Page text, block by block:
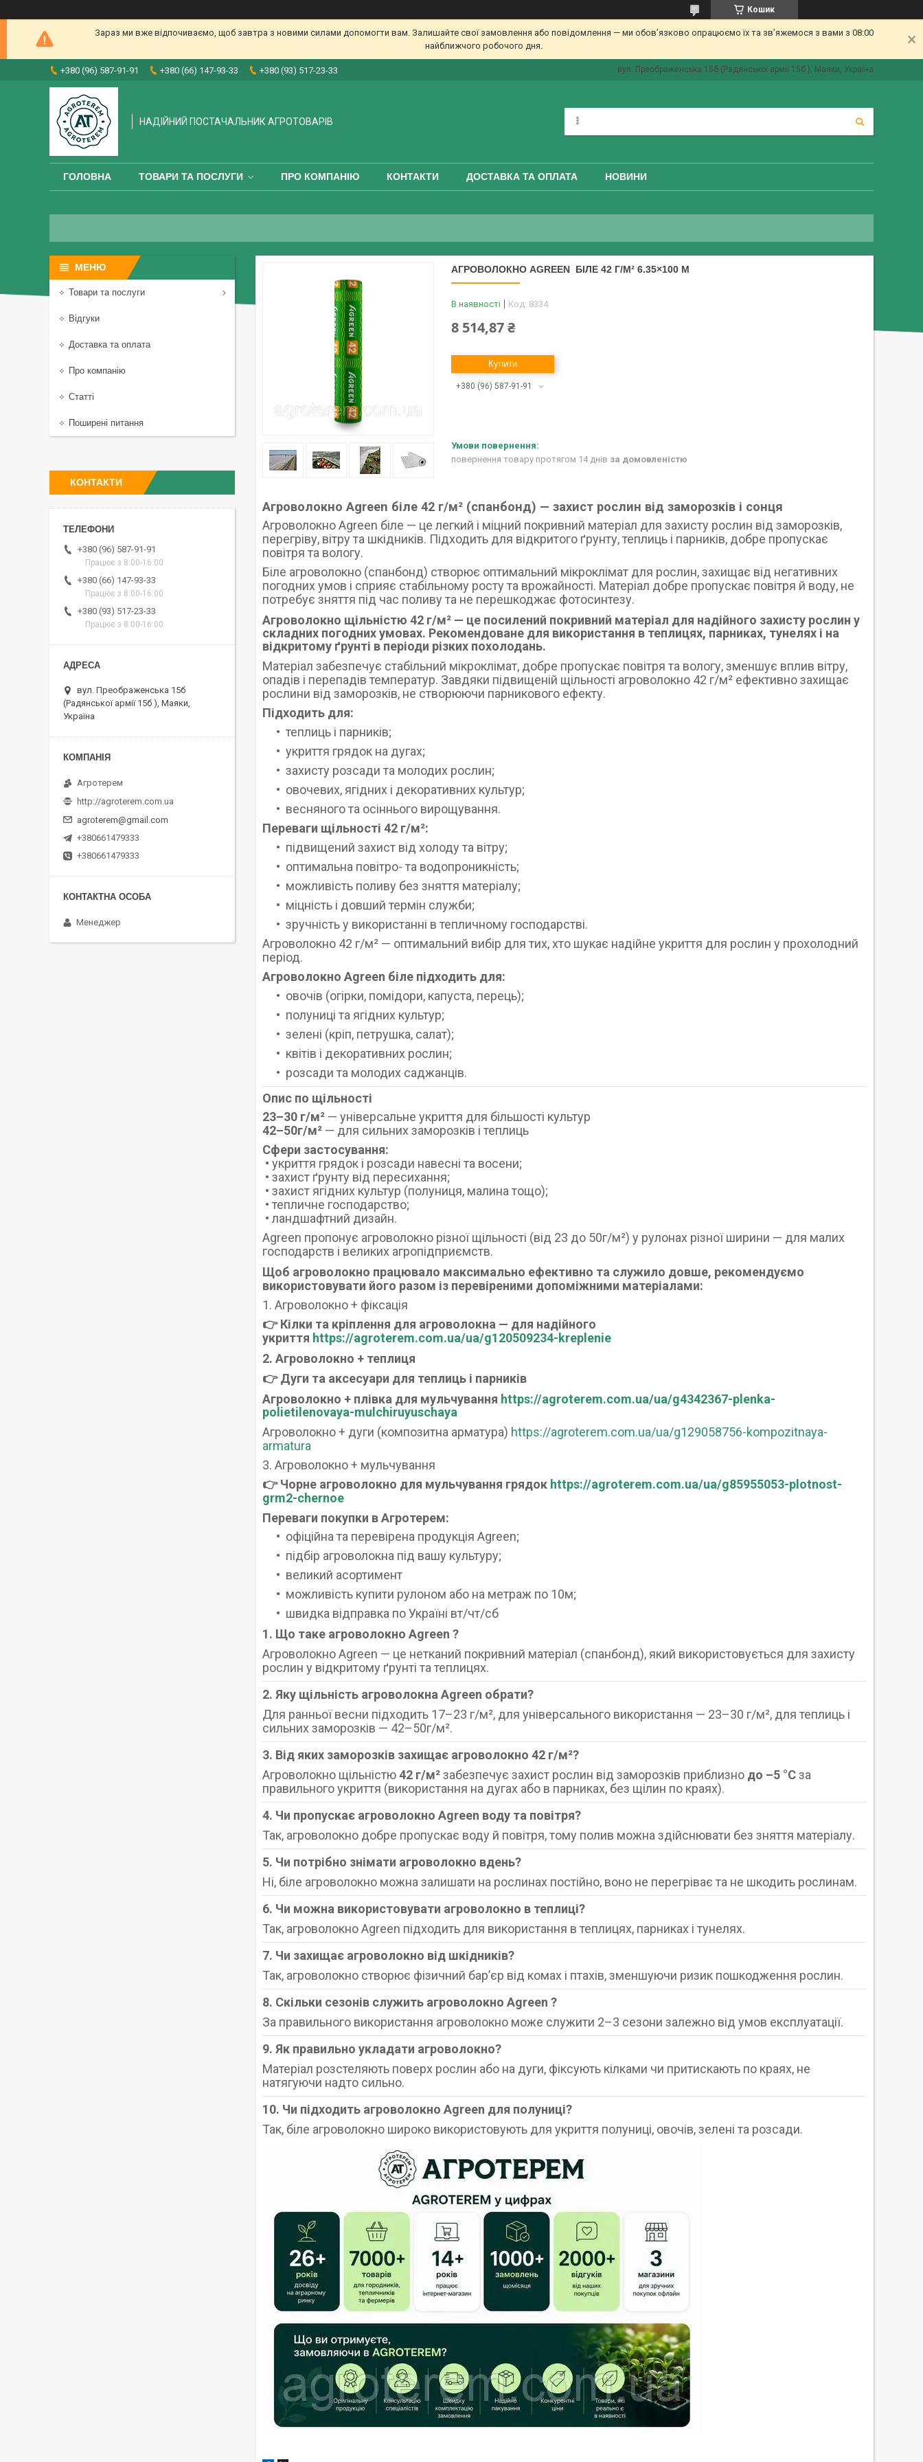
Кошик
Зараз ми вже відпочиваємо, щоб завтра з новими силами допомогти вам. Залишайте свої замовлення або повідомлення — ми обов’язково опрацюємо їх та зв’яжемося з вами з 08:00
найближчого робочого дня.
+380 (96) 587-91-91 +380 (66) 147-93-33 +380 (93) 517-23-33 вул. Преображенська 15б (Радянської армії 15б ), Маяки, Україна
НАДІЙНИЙ ПОСТАЧАЛЬНИК АГРОТОВАРІВ
ГОЛОВНА ТОВАРИ ТА ПОСЛУГИ ПРО КОМПАНІЮ КОНТАКТИ ДОСТАВКА ТА ОПЛАТА НОВИНИ
АГРОВОЛОКНО AGREEN БІЛЕ 42 Г/М² 6.35×100 М
В наявності Код: 8334
8 514,87 ₴
Купити
+380 (96) 587-91-91
повернення товару протягом 14 днів за домовленістю
Агроволокно Agreen біле 42 г/м² (спанбонд) — захист рослин від заморозків і сонця
Агроволокно Agreen біле — це легкий і міцний покривний матеріал для захисту рослин від заморозків,
перегріву, вітру та шкідників. Підходить для відкритого ґрунту, теплиць і парників, добре пропускає
повітря та вологу.
Біле агроволокно (спанбонд) створює оптимальний мікроклімат для рослин, захищає від негативних
погодних умов і сприяє стабільному росту та врожайності. Матеріал добре пропускає повітря й воду, не
потребує зняття під час поливу та не перешкоджає фотосинтезу.
Агроволокно щільністю 42 г/м² — це посилений покривний матеріал для надійного захисту рослин у
складних погодних умовах. Рекомендоване для використання в теплицях, парниках, тунелях і на
відкритому ґрунті в періоди різких похолодань.
Матеріал забезпечує стабільний мікроклімат, добре пропускає повітря та вологу, зменшує вплив вітру,
опадів і перепадів температур. Завдяки підвищеній щільності агроволокно 42 г/м² ефективно захищає
рослини від заморозків, не створюючи парникового ефекту.
Підходить для:
теплиць і парників;
укриття грядок на дугах;
захисту розсади та молодих рослин;
овочевих, ягідних і декоративних культур;
весняного та осіннього вирощування.
Переваги щільності 42 г/м²:
підвищений захист від холоду та вітру;
оптимальна повітро- та водопроникність;
можливість поливу без зняття матеріалу;
міцність і довший термін служби;
зручність у використанні в тепличному господарстві.
Агроволокно 42 г/м² — оптимальний вибір для тих, хто шукає надійне укриття для рослин у прохолодний
період.
Агроволокно Agreen біле підходить для:
овочів (огірки, помідори, капуста, перець);
полуниці та ягідних культур;
зелені (кріп, петрушка, салат);
квітів і декоративних рослин;
розсади та молодих саджанців.
Опис по щільності
23–30 г/м² — універсальне укриття для більшості культур
42–50г/м² — для сильних заморозків і теплиць
Сфери застосування:
• укриття грядок і розсади навесні та восени;
• захист ґрунту від пересихання;
• захист ягідних культур (полуниця, малина тощо);
• тепличне господарство;
• ландшафтний дизайн.
Agreen пропонує агроволокно різної щільності (від 23 до 50г/м²) у рулонах різної ширини — для малих
господарств і великих агропідприємств.
Щоб агроволокно працювало максимально ефективно та служило довше, рекомендуємо
використовувати його разом із перевіреними допоміжними матеріалами:
1. Агроволокно + фіксація
👉 Кілки та кріплення для агроволокна — для надійного
укриття https://agroterem.com.ua/ua/g120509234-kreplenie
2. Агроволокно + теплиця
👉 Дуги та аксесуари для теплиць і парників
Агроволокно + плівка для мульчування https://agroterem.com.ua/ua/g4342367-plenka-
polietilenovaya-mulchiruyuschaya
Агроволокно + дуги (композитна арматура) https://agroterem.com.ua/ua/g129058756-kompozitnaya-
armatura
3. Агроволокно + мульчування
👉 Чорне агроволокно для мульчування грядок https://agroterem.com.ua/ua/g85955053-plotnost-
grm2-chernoe
Переваги покупки в Агротерем:
офіційна та перевірена продукція Agreen;
підбір агроволокна під вашу культуру;
великий асортимент
можливість купити рулоном або на метраж по 10м;
швидка відправка по Україні вт/чт/сб
1. Що таке агроволокно Agreen ?
Агроволокно Agreen — це нетканий покривний матеріал (спанбонд), який використовується для захисту
рослин у відкритому ґрунті та теплицях.
2. Яку щільність агроволокна Agreen обрати?
Для ранньої весни підходить 17–23 г/м², для універсального використання — 23–30 г/м², для теплиць і
сильних заморозків — 42–50г/м².
3. Від яких заморозків захищає агроволокно 42 г/м²?
Агроволокно щільністю42 г/м²забезпечує захист рослин від заморозків приблизно до –5 °Cза
правильного укриття (використання на дугах або в парниках, без щілин по краях).
4. Чи пропускає агроволокно Agreen воду та повітря?
Так, агроволокно добре пропускає воду й повітря, тому полив можна здійснювати без зняття матеріалу.
5. Чи потрібно знімати агроволокно вдень?
Ні, біле агроволокно можна залишати на рослинах постійно, воно не перегріває та не шкодить рослинам.
6. Чи можна використовувати агроволокно в теплиці?
Так, агроволокно Agreen підходить для використання в теплицях, парниках і тунелях.
7. Чи захищає агроволокно від шкідників?
Так, агроволокно створює фізичний барʼєр від комах і птахів, зменшуючи ризик пошкодження рослин.
8. Скільки сезонів служить агроволокно Agreen ?
За правильного використання агроволокно може служити 2–3 сезони залежно від умов експлуатації.
9. Як правильно укладати агроволокно?
Матеріал розстеляють поверх рослин або на дуги, фіксують кілками чи притискають по краях, не
натягуючи надто сильно.
10. Чи підходить агроволокно Agreen для полуниці?
Так, біле агроволокно широко використовують для укриття полуниці, овочів, зелені та розсади.
Товари та послуги
Відгуки
Доставка та оплата
Про компанію
Статті
Поширені питання
КОНТАКТИ
+380 (96) 587-91-91
Працює з 8:00-16:00
+380 (66) 147-93-33
Працює з 8:00-16:00
+380 (93) 517-23-33
Працює з 8:00-16:00
вул. Преображенська 15б
(Радянської армії 15б ), Маяки,
Україна
Агротерем
http://agroterem.com.ua
agroterem@gmail.com
+380661479333
+380661479333
Менеджер